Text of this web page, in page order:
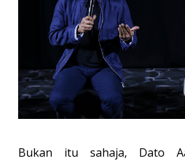
Bukan itu sahaja, Dato